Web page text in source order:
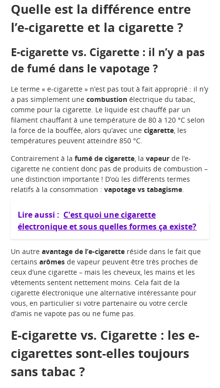
Quelle est la différence entre
l’e-cigarette et la cigarette ?
E-cigarette vs. Cigarette : il n’y a pas
de fumé dans le vapotage ?
Le terme « e-cigarette » n’est pas tout à fait approprié : il n’y
a pas simplement unecombustion électrique du tabac,
comme pour la cigarette. Le liquide est chauffé par un
filament chauffant à une température de 80 à 120 °C selon
la force de la bouffée, alors qu’avec unecigarette, les
températures peuvent atteindre 850 °C.
Contrairement à lafumé de cigarette, lavapeur de l’e-
cigarette ne contient donc pas de produits de combustion –
une distinction importante ! D’où les différents termes
relatifs à la consommation :vapotage vs tabagisme.
Lire aussi : C'est quoi une cigarette
électronique et sous quelles formes ça existe?
Un autreavantage de l’e-cigarette réside dans le fait que
certainsarômes de vapeur peuvent être très proches de
ceux d’une cigarette – mais les cheveux, les mains et les
vêtements sentent nettement moins. Cela fait de la
cigarette électronique une alternative intéressante pour
vous, en particulier si votre partenaire ou votre cercle
d’amis ne vapote pas ou ne fume pas.
E-cigarette vs. Cigarette : les e-
cigarettes sont-elles toujours
sans tabac ?